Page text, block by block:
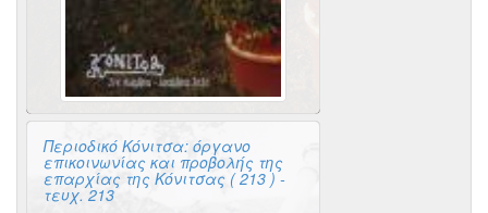
Περιοδικό Κόνιτσα: όργανο
επικοινωνίας και προβολής της
επαρχίας της Κόνιτσας ( 213 ) -
τευχ. 213